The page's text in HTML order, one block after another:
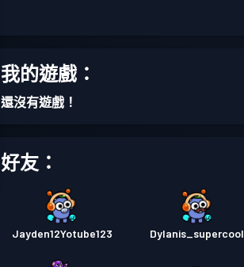
我的遊戲：
還沒有遊戲！
好友：
Jayden12Yotube123 Dylanis_supercool